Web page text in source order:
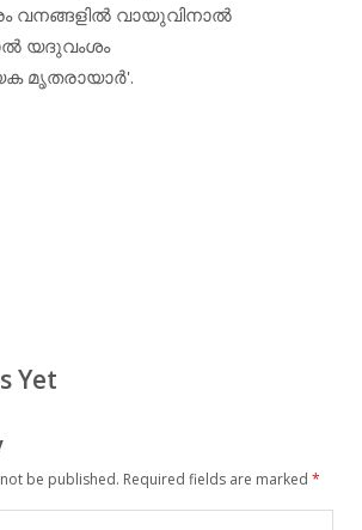
വനങ്ങളില്‍ വായുവിനാല്‍
യദുവംശം
മൃതരായാര്‍'.
Yet
be published. Required fields are marked *